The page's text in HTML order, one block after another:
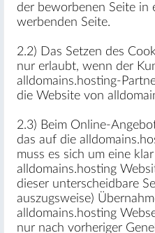
der beworbenen Seite in
werbenden Seite.
2.2) Das Setzen des
nur erlaubt, wenn der
alldomains.hosting-
die Website von
2.3) Beim Online-
das auf die
muss es sich um eine
alldomains.hosting
dieser unterscheidbare
auszugsweise)
alldomains.hosting
nur nach vorheriger